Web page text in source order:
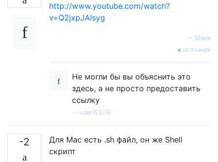
http://www.youtube.com/watch?
v=Q2jxpJAlsyg
— Майк
источник
Не могли бы вы объяснить это
здесь, а не просто предоставить
ссылку
user151019
-2
Для Mac есть .sh файл, он же Shell
скрипт